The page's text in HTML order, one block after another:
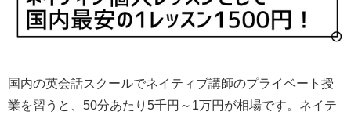
国内の英会話スクールでネイティブ講師のプライベート授
業を習うと、50分あたり5千円～1万円が相場です。ネイテ